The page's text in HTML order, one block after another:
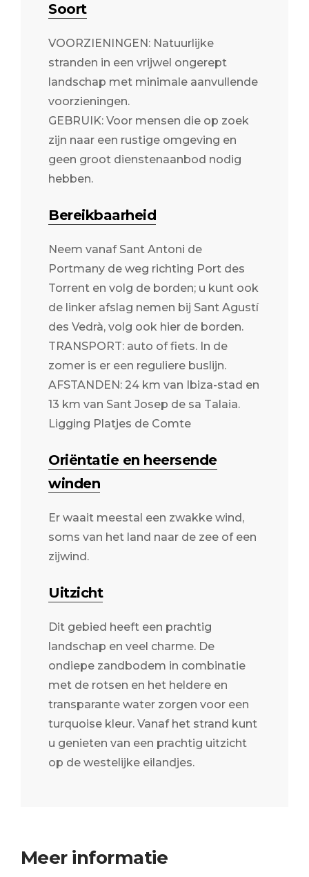
Soort
VOORZIENINGEN: Natuurlijke
stranden in een vrijwel ongerept
landschap met minimale aanvullende
voorzieningen.
GEBRUIK: Voor mensen die op zoek
zijn naar een rustige omgeving en
geen groot dienstenaanbod nodig
hebben.
Bereikbaarheid
Neem vanaf Sant Antoni de
Portmany de weg richting Port des
Torrent en volg de borden; u kunt ook
de linker afslag nemen bij Sant Agustí
des Vedrà, volg ook hier de borden.
TRANSPORT: auto of fiets. In de
zomer is er een reguliere buslijn.
AFSTANDEN: 24 km van Ibiza-stad en
13 km van Sant Josep de sa Talaia.
Ligging Platjes de Comte
Oriëntatie en heersende
winden
Er waait meestal een zwakke wind,
soms van het land naar de zee of een
zijwind.
Uitzicht
Dit gebied heeft een prachtig
landschap en veel charme. De
ondiepe zandbodem in combinatie
met de rotsen en het heldere en
transparante water zorgen voor een
turquoise kleur. Vanaf het strand kunt
u genieten van een prachtig uitzicht
op de westelijke eilandjes.
Meer informatie